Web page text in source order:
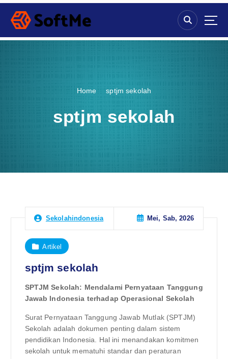
S
p
Home sptjm sekolah
sptjm sekolah
Sekolahindonesia Mei, Sab, 2026
Artikel
sptjm sekolah
SPTJM Sekolah: Mendalami Pernyataan Tanggung
Jawab Indonesia terhadap Operasional Sekolah
Surat Pernyataan Tanggung Jawab Mutlak (SPTJM)
Sekolah adalah dokumen penting dalam sistem
pendidikan Indonesia. Hal ini menandakan komitmen
sekolah untuk mematuhi standar dan peraturan